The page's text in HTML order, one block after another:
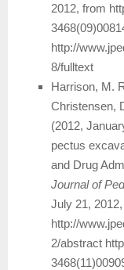
2012, from
http://
8/fulltext
Harrison, M.
Christensen,
(2012,
pectus
and Drug
Journal of
July 21,
http://
2/abstract